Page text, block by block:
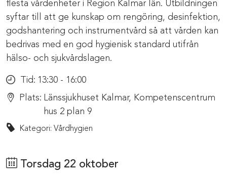
flesta vårdenheter i Region Kalmar län. Utbildningen
syftar till att ge kunskap om rengöring, desinfektion,
godshantering och instrumentvård så att vården kan
bedrivas med en god hygienisk standard utifrån
hälso- och sjukvårdslagen.
Tid: 13:30 - 16:00
Plats: Länssjukhuset Kalmar, Kompetenscentrum
hus 2 plan 9
Kategori: Vårdhygien
Torsdag 22 oktober